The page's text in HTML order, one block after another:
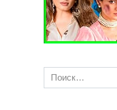
Search
for: